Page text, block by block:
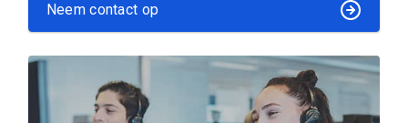
Neem contact op